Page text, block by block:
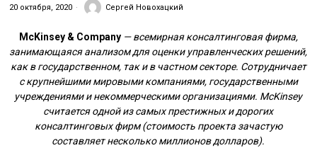
20 октября, 2020 Сергей Новохацкий
McKinsey & Company — всемирная консалтинговая фирма,
занимающаяся анализом для оценки управленческих решений,
как в государственном, так и в частном секторе. Сотрудничает
с крупнейшими мировыми компаниями, государственными
учреждениями и некоммерческими организациями. McKinsey
считается одной из самых престижных и дорогих
консалтинговых фирм (стоимость проекта зачастую
составляет несколько миллионов долларов).